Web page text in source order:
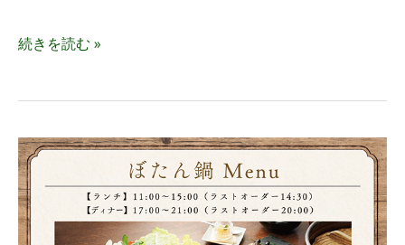
続きを読む »
鍋
メ
ニ